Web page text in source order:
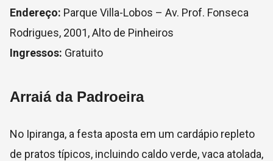
Endereço: Parque Villa-Lobos – Av. Prof. Fonseca
Rodrigues, 2001, Alto de Pinheiros
Ingressos: Gratuito
Arraiá da Padroeira
No Ipiranga, a festa aposta em um cardápio repleto
de pratos típicos, incluindo caldo verde, vaca atolada,